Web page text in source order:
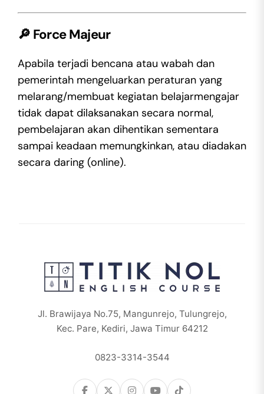
🔎 Force Majeur
Apabila terjadi bencana atau wabah dan
pemerintah mengeluarkan peraturan yang
melarang/membuat kegiatan belajarmengajar
tidak dapat dilaksanakan secara normal,
pembelajaran akan dihentikan sementara
sampai keadaan memungkinkan, atau diadakan
secara daring (online).
Jl. Brawijaya No.75, Mangunrejo, Tulungrejo,
Kec. Pare, Kediri, Jawa Timur 64212
0823-3314-3544